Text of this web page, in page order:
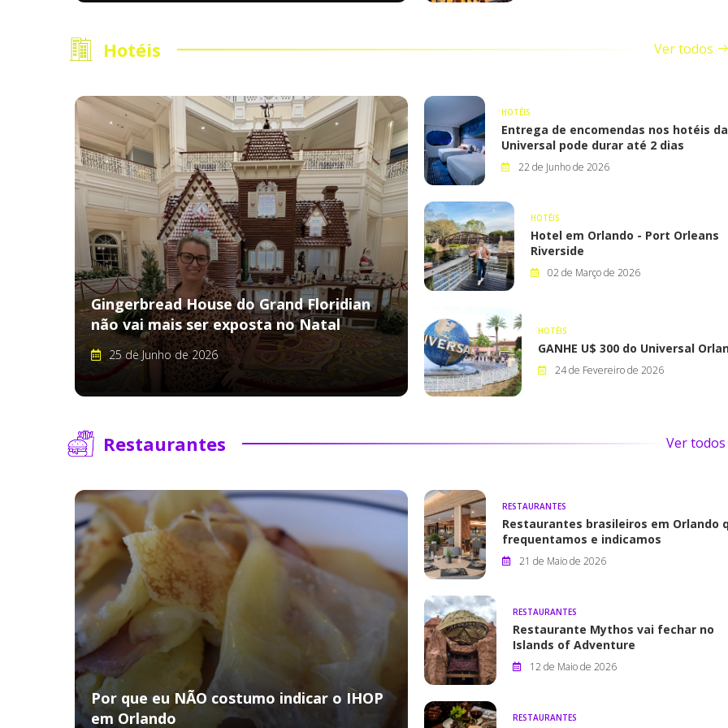
Hotéis Ver todos
Gingerbread House do Grand Floridian
não vai mais ser exposta no Natal
25 de Junho de 2026
HOTÉIS
Entrega de encomendas nos hotéis da
Universal pode durar até 2 dias
22 de Junho de 2026
HOTÉIS
Hotel em Orlando - Port Orleans
Riverside
02 de Março de 2026
HOTÉIS
GANHE U$ 300 do Universal
24 de Fevereiro de 2026
Restaurantes Ver
Por que eu NÃO costumo indicar o IHOP
em Orlando
RESTAURANTES
Restaurantes brasileiros em Orlando
frequentamos e indicamos
21 de Maio de 2026
RESTAURANTES
Restaurante Mythos vai fechar no
Islands of Adventure
12 de Maio de 2026
RESTAURANTES